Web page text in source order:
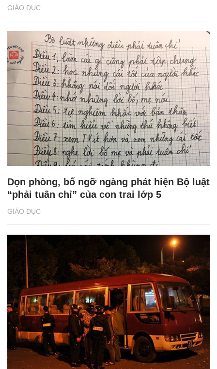
GIÁO DỤC
GIÁO DỤC
Dọn phòng, bố ngỡ ngàng phát hiện Bộ luật
“phải tuân chỉ” của con trai lớp 5